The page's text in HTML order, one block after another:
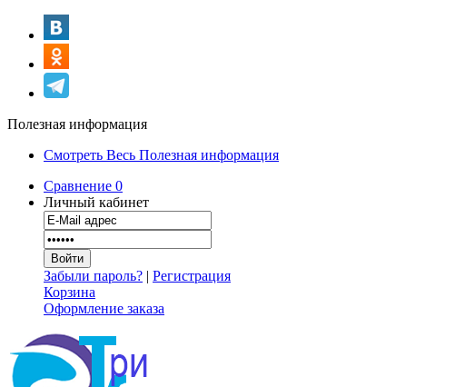
Полезная информация
Смотреть Весь Полезная информация
Сравнение 0
Личный кабинет
Забыли пароль? | Регистрация
Корзина
Оформление заказа